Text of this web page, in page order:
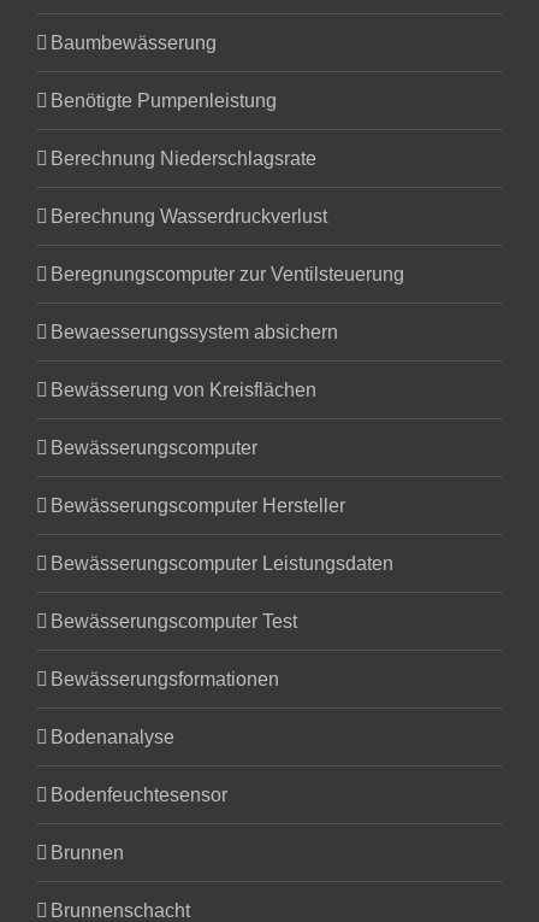
Baumbewässerung
Benötigte Pumpenleistung
Berechnung Niederschlagsrate
Berechnung Wasserdruckverlust
Beregnungscomputer zur Ventilsteuerung
Bewaesserungssystem absichern
Bewässerung von Kreisflächen
Bewässerungscomputer
Bewässerungscomputer Hersteller
Bewässerungscomputer Leistungsdaten
Bewässerungscomputer Test
Bewässerungsformationen
Bodenanalyse
Bodenfeuchtesensor
Brunnen
Brunnenschacht